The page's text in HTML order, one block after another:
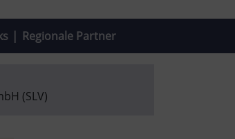
| Regionale Partner
(SLV)